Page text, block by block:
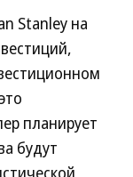
Stanley на
планирует
будут